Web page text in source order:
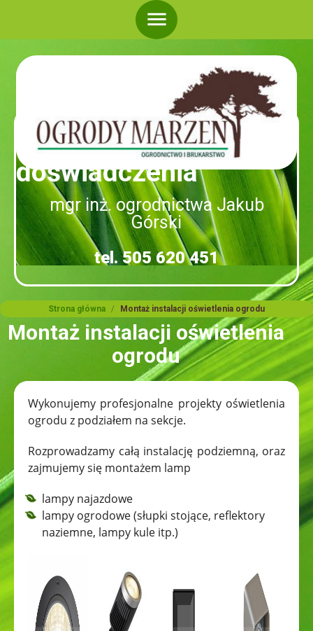
menu
Ponad 20 lat
doświadczenia
mgr inż. ogrodnictwa Jakub
Górski
tel. 505 620 451
Strona główna / Montaż instalacji oświetlenia ogrodu
Montaż instalacji oświetlenia
ogrodu
Wykonujemy profesjonalne projekty oświetlenia
ogrodu z podziałem na sekcje.
Rozprowadzamy całą instalację podziemną, oraz
zajmujemy się montażem lamp
lampy najazdowe
lampy ogrodowe (słupki stojące, reflektory
naziemne, lampy kule itp.)